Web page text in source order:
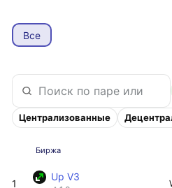
Все
Централизованные
Биржа
1
Up V3